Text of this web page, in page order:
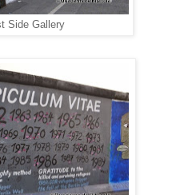
Side Gallery